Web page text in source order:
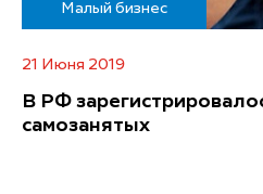
Малый бизнес
21 Июня 2019
В РФ
самозанятых